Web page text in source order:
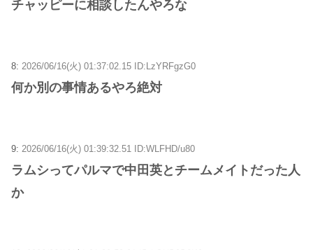
チャッピーに相談したんやろな
8: 2026/06/16(火) 01:37:02.15 ID:LzYRFgzG0
何か別の事情あるやろ絶対
9: 2026/06/16(火) 01:39:32.51 ID:WLFHD/u80
ラムシってパルマで中田英とチームメイトだった人
か